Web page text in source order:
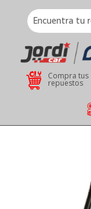
Compra tus
repuestos